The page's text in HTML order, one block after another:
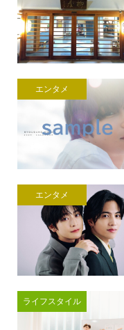
エンタメ
エンタメ
ライフスタイル